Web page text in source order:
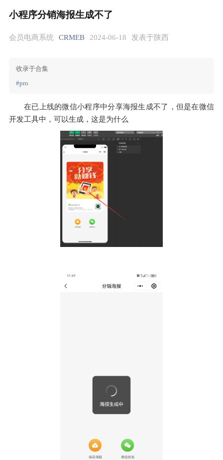
小程序分销海报生成不了
会员电商系统 CRMEB 2024-06-18 发表于陕西
收录于合集
#pro
在已上线的微信小程序中分享海报生成不了，但是在微信
开发工具中，可以生成，这是为什么